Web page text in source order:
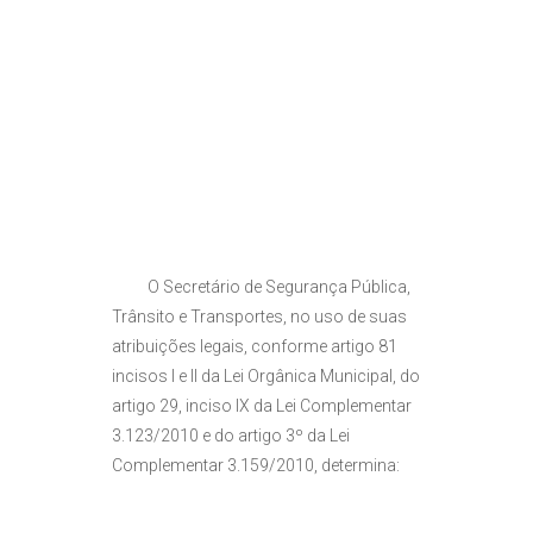
O Secretário de Segurança Pública,
Trânsito e Transportes, no uso de suas
atribuições legais, conforme artigo 81
incisos I e II da Lei Orgânica Municipal, do
artigo 29, inciso IX da Lei Complementar
3.123/2010 e do artigo 3º da Lei
Complementar 3.159/2010, determina: